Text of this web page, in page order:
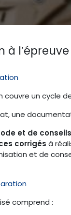
à
un cycle
une
et de conseils
corrigés à
et de
comprend :